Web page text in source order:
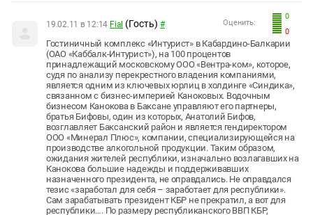
0
0
Оценить:
19.02.11 в 12:14 Fial (Гость) #
Гостиничный комплекс «Интурист» в Кабардино-Балкарии
(ОАО «Каббалк-Интурист»), на 100 процентов
принадлежащий московскому ООО «Вентра-ком», которое,
судя по анализу перекрестного владения компаниями,
является одним из ключевых юрлиц в холдинге «Синдика»,
связанном с бизнес-империей Каноковых. Водочным
бизнесом Канокова в Баксане управляют его партнеры,
братья Бифовы, один из которых, Анатолий Бифов,
возглавляет Баксанский район и является гендиректором
ООО «Минерал Плюс», компании, специализирующейся на
производстве алкогольной продукции. Таким образом,
ожидания жителей республики, изначально возлагавших на
Канокова большие надежды и поддерживавших
назначенного президента, не оправдались. Не оправдался
тезис «заработал для себя – заработает для республики».
Сам зарабатывать президент КБР не прекратил, а вот для
республики…. По размеру республиканского ВВП КБР,